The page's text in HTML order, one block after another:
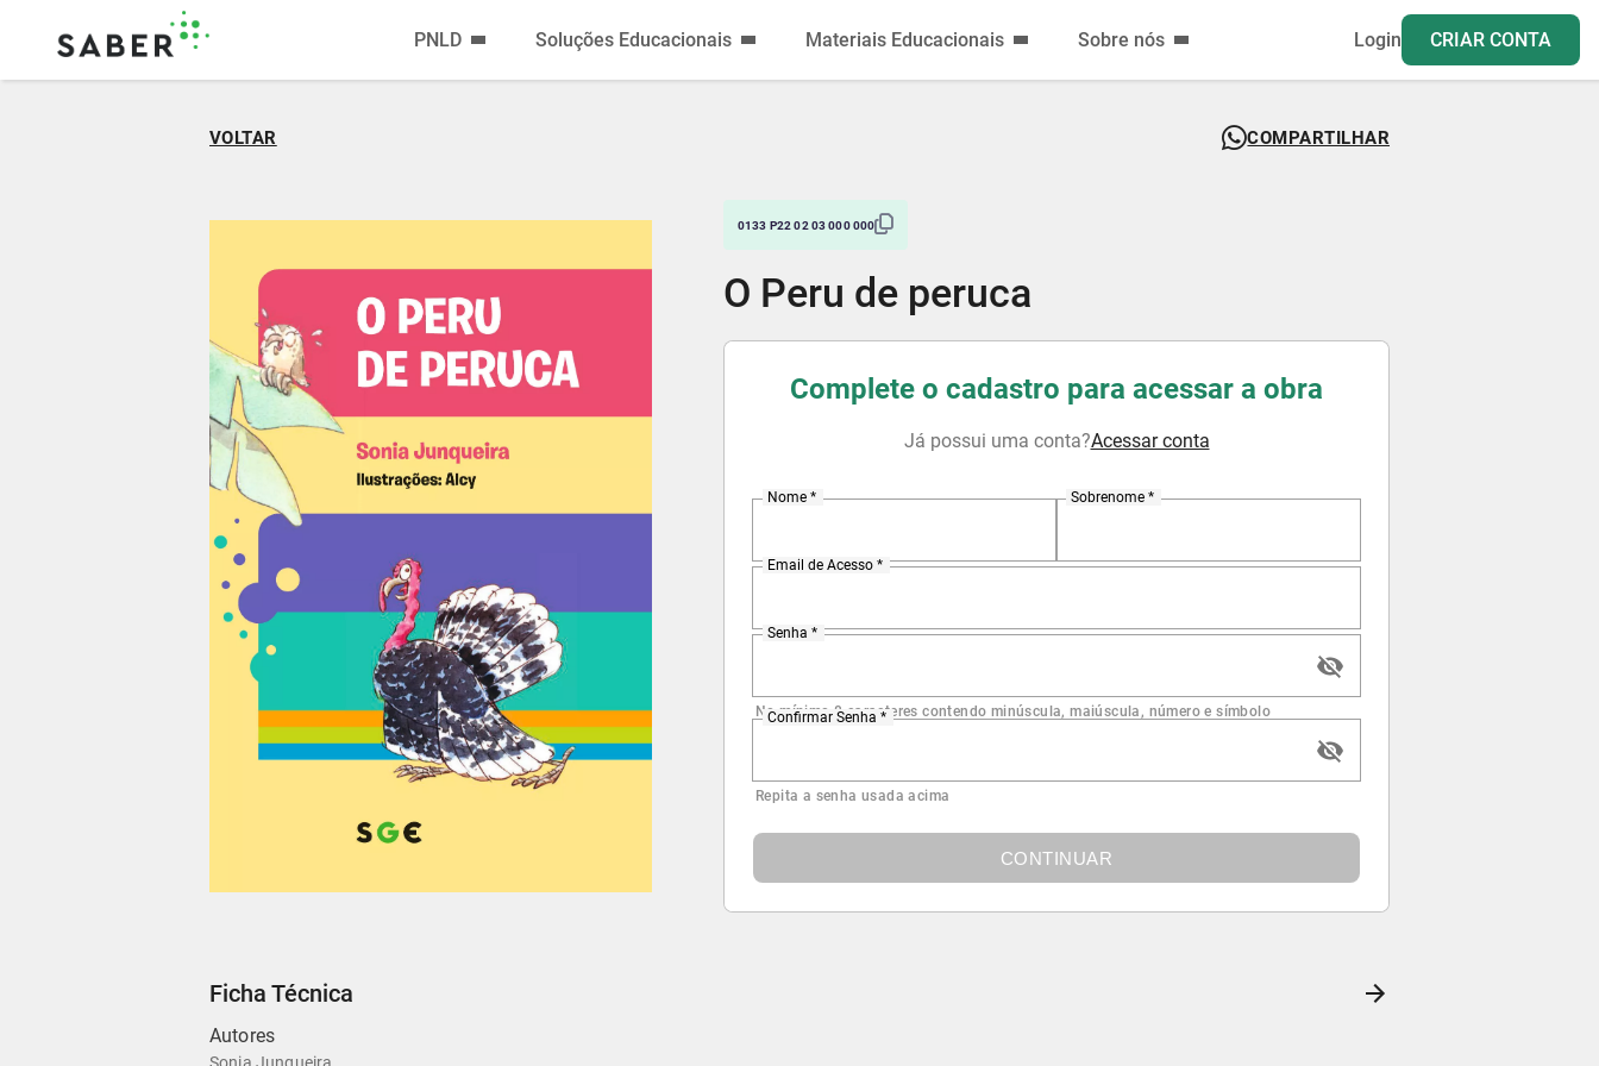
PNLD Soluções Educacionais Materiais Educacionais Sobre nós Login CRIAR CONTA
VOLTAR COMPARTILHAR
0133 P22 02 03 000 000
O Peru de peruca
Complete o cadastro para acessar a obra
Já possui uma conta?Acessar conta
Nome * Sobrenome *
Email de Acesso *
Senha *
No mínimo 8 caracteres contendo minúscula, maiúscula, número e símbolo
Confirmar Senha *
Repita a senha usada acima
CONTINUAR
Ficha Técnica
Autores